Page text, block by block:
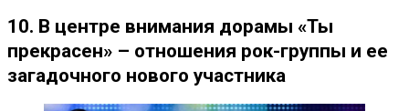
10. В центре внимания дорамы «Ты
прекрасен» – отношения рок-группы и ее
загадочного нового участника